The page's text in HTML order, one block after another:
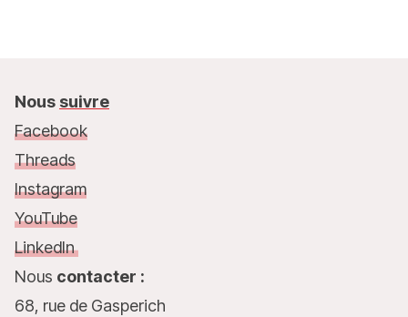
Nous suivre
Facebook
Threads
Instagram
YouTube
LinkedIn
Nous contacter :
68, rue de Gasperich